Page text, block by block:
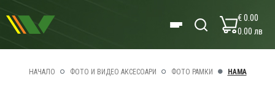
€ 0.00
0.00 лв
НАЧАЛО ФОТО И ВИДЕО АКСЕСОАРИ ФОТО РАМКИ HAMA